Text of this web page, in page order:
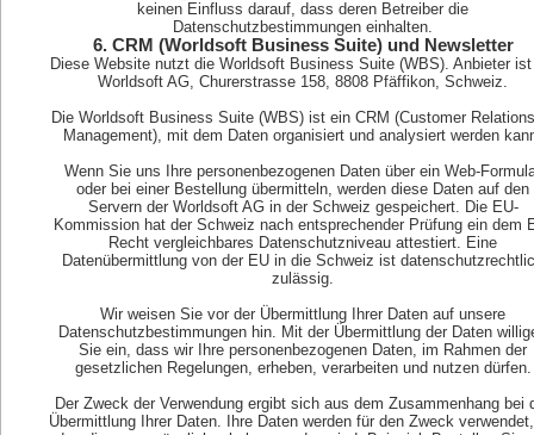
keinen Einfluss darauf, dass deren Betreiber die
Datenschutzbestimmungen einhalten.
6. CRM (Worldsoft Business Suite) und Newsletter
Diese Website nutzt die Worldsoft Business Suite (WBS). Anbieter ist
Worldsoft AG, Churerstrasse 158, 8808 Pfäffikon, Schweiz.
Die Worldsoft Business Suite (WBS) ist ein CRM (Customer
Management), mit dem Daten organisiert und analysiert werden
Wenn Sie uns Ihre personenbezogenen Daten über ein Web-
oder bei einer Bestellung übermitteln, werden diese Daten auf den
Servern der Worldsoft AG in der Schweiz gespeichert. Die EU-
Kommission hat der Schweiz nach entsprechender Prüfung ein dem
Recht vergleichbares Datenschutzniveau attestiert. Eine
Datenübermittlung von der EU in die Schweiz ist
zulässig.
Wir weisen Sie vor der Übermittlung Ihrer Daten auf unsere
Datenschutzbestimmungen hin. Mit der Übermittlung der Daten
Sie ein, dass wir Ihre personenbezogenen Daten, im Rahmen der
gesetzlichen Regelungen, erheben, verarbeiten und nutzen dürfen.
Der Zweck der Verwendung ergibt sich aus dem Zusammenhang bei
Übermittlung Ihrer Daten. Ihre Daten werden für den Zweck